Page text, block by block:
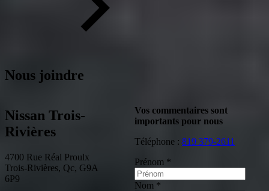
Nous joindre
Nissan Trois-
Rivières
4700 Rue Réal Proulx
Trois-Rivières, Qc, G9A
6P9
Vos commentaires sont
importants pour nous
Téléphone : 819 379-2611
Prénom *
Nom *